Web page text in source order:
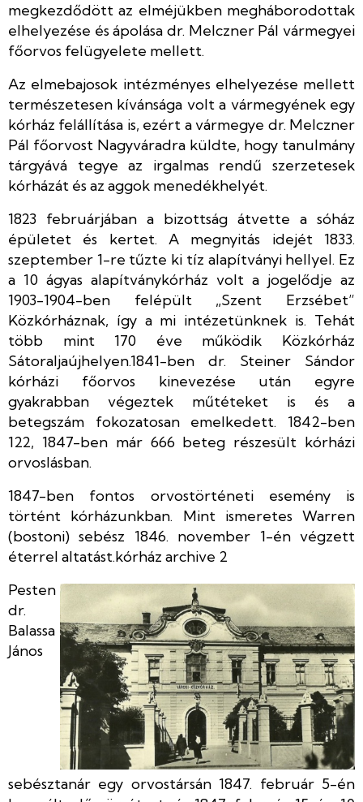
megkezdődött az elméjükben megháborodottak
elhelyezése és ápolása dr. Melczner Pál vármegyei
főorvos felügyelete mellett.
Az elmebajosok intézményes elhelyezése mellett
természetesen kívánsága volt a vármegyének egy
kórház felállítása is, ezért a vármegye dr. Melczner
Pál főorvost Nagyváradra küldte, hogy tanulmány
tárgyává tegye az irgalmas rendű szerzetesek
kórházát és az aggok menedékhelyét.
1823 februárjában a bizottság átvette a sóház
épületet és kertet. A megnyitás idejét 1833.
szeptember 1-re tűzte ki tíz alapítványi hellyel. Ez
a 10 ágyas alapítványkórház volt a jogelődje az
1903-1904-ben felépült „Szent Erzsébet”
Közkórháznak, így a mi intézetünknek is. Tehát
több mint 170 éve működik Közkórház
Sátoraljaújhelyen.1841-ben dr. Steiner Sándor
kórházi főorvos kinevezése után egyre
gyakrabban végeztek műtéteket is és a
betegszám fokozatosan emelkedett. 1842-ben
122, 1847-ben már 666 beteg részesült kórházi
orvoslásban.
1847-ben fontos orvostörténeti esemény is
történt kórházunkban. Mint ismeretes Warren
(bostoni) sebész 1846. november 1-én végzett
éterrel altatást.kórház archive 2
Pesten
dr.
Balassa
János
sebésztanár egy orvostársán 1847. február 5-én